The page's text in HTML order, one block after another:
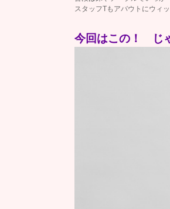
スタッフTもアバウトにウィ
今回はこの！ じ